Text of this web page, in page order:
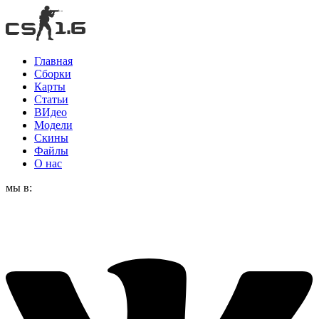
Главная
Сборки
Карты
Статьи
ВИдео
Модели
Скины
Файлы
О нас
мы в: